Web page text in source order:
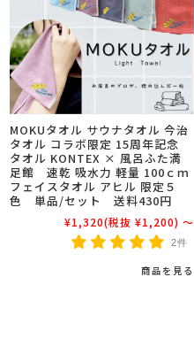
MOKUタオル サウナタオル 今治
タオル コラボ限定 15周年記念
タオル KONTEX × 風呂ふた満
足館 速乾 吸水力 軽量 100ｃｍ
フェイスタオル アヒル 限定５
色 単品/セット 送料430円
¥1,320(税抜 ¥1,200) ～
2件
商品を見る